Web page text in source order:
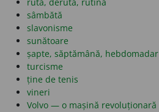
sâmbătă
slavonisme
sunătoare
șapte, săptămână, hebdomadar
turcisme
ține de tenis
vineri
Volvo — o mașină revoluționară